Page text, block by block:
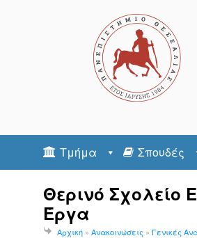
Τμήμα Σπουδές
Θερινό Σχολείο
Έργα
Αρχική » Ανακοινώσεις » Γενικές